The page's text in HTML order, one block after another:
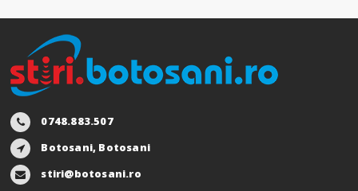
0748.883.507
Botosani, Botosani
stiri@botosani.ro